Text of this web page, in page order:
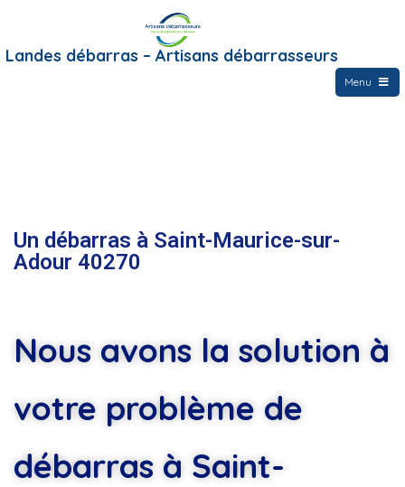
Landes débarras – Artisans débarrasseurs
Menu
Un débarras à Saint-Maurice-sur-
Adour 40270
Nous avons la solution à
votre problème de
débarras à Saint-